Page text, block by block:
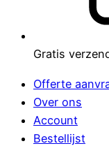
Gratis
Offerte
Over ons
Account
Bestellijst